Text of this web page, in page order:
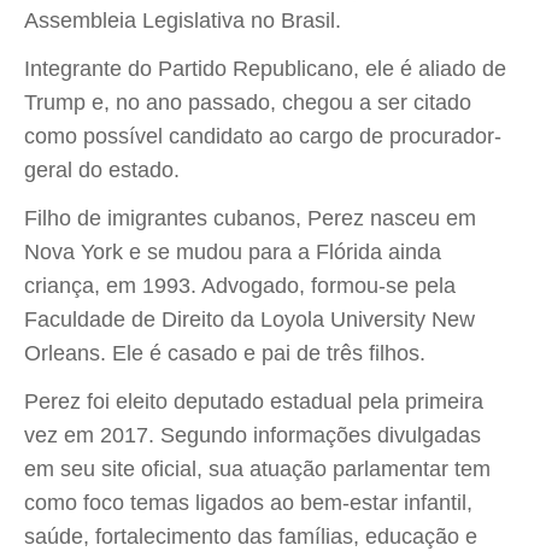
Assembleia Legislativa no Brasil.
Integrante do Partido Republicano, ele é aliado de
Trump e, no ano passado, chegou a ser citado
como possível candidato ao cargo de procurador-
geral do estado.
Filho de imigrantes cubanos, Perez nasceu em
Nova York e se mudou para a Flórida ainda
criança, em 1993. Advogado, formou-se pela
Faculdade de Direito da Loyola University New
Orleans. Ele é casado e pai de três filhos.
Perez foi eleito deputado estadual pela primeira
vez em 2017. Segundo informações divulgadas
em seu site oficial, sua atuação parlamentar tem
como foco temas ligados ao bem-estar infantil,
saúde, fortalecimento das famílias, educação e